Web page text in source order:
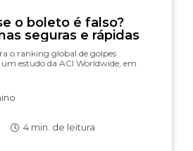
o boleto é falso?
seguras e rápidas
o ranking global de golpes
estudo da ACI Worldwide, em
4 min. de leitura